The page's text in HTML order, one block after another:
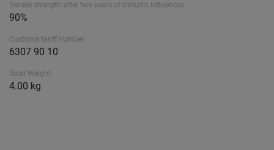
Tensile strength after two years of climatic influences
90%
Customs tariff number
6307 90 10
Total Weight
4.00 kg